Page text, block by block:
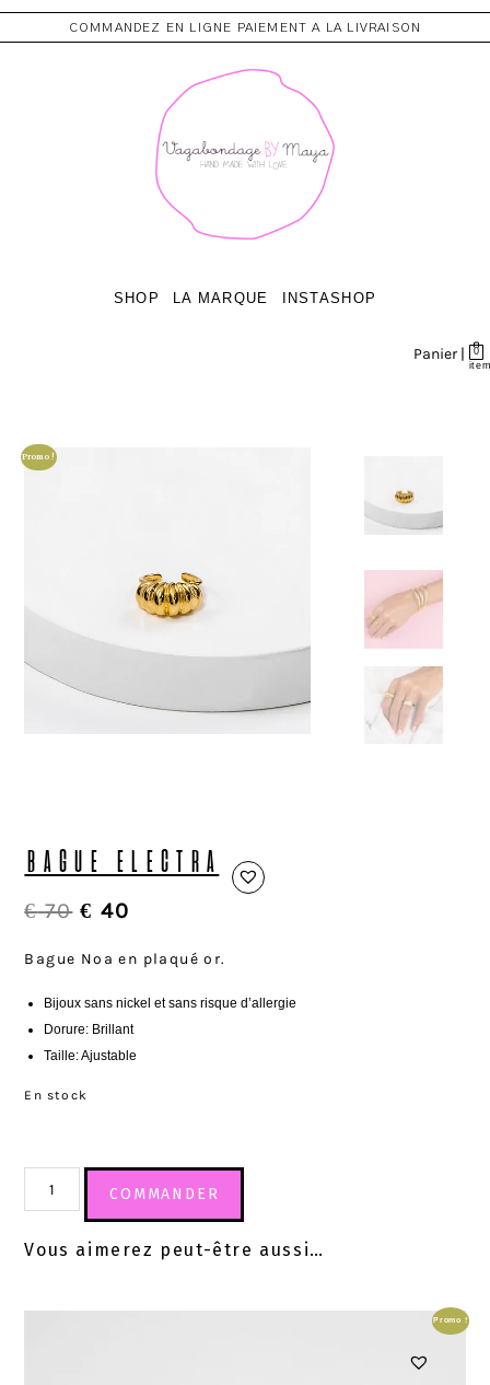
COMMANDEZ EN LIGNE PAIEMENT A LA LIVRAISON
SHOP LA MARQUE INSTASHOP
0
Panier |
Promo !
BAGUE ELECTRA
€70 € 40
Bague Noa en plaqué or.
Bijoux sans nickel et sans risque d’allergie
Dorure: Brillant
Taille: Ajustable
En stock
COMMANDER
Vous aimerez peut-être aussi…
Promo !